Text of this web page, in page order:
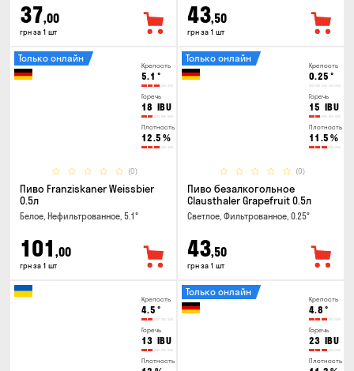
37,00
грн за 1 шт
43,50
грн за 1 шт
Крепость
5.1 °
Горечь
18 IBU
Плотность
12.5 %
(0)
Только онлайн
Пиво Franziskaner Weissbier
0.5л
Белое, Нефильтрованное, 5.1°
101 ,00
грн за 1 шт
Крепость
0.25 °
Горечь
15 IBU
Плотность
11.5 %
(0)
Только онлайн
Пиво безалкогольное
Clausthaler Grapefruit 0.5л
Светлое, Фильтрованное, 0.25°
43,50
грн за 1 шт
Крепость
4.5 °
Горечь
13 IBU
Плотность
Крепость
4.8 °
Горечь
23 IBU
Плотность
Только онлайн